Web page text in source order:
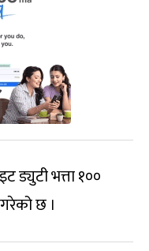
ड्युटी भत्ता १००
छ ।